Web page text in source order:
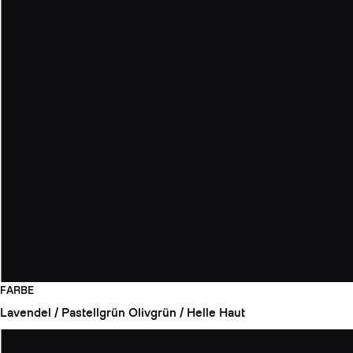
FARBE
Lavendel / Pastellgrün Olivgrün / Helle Haut